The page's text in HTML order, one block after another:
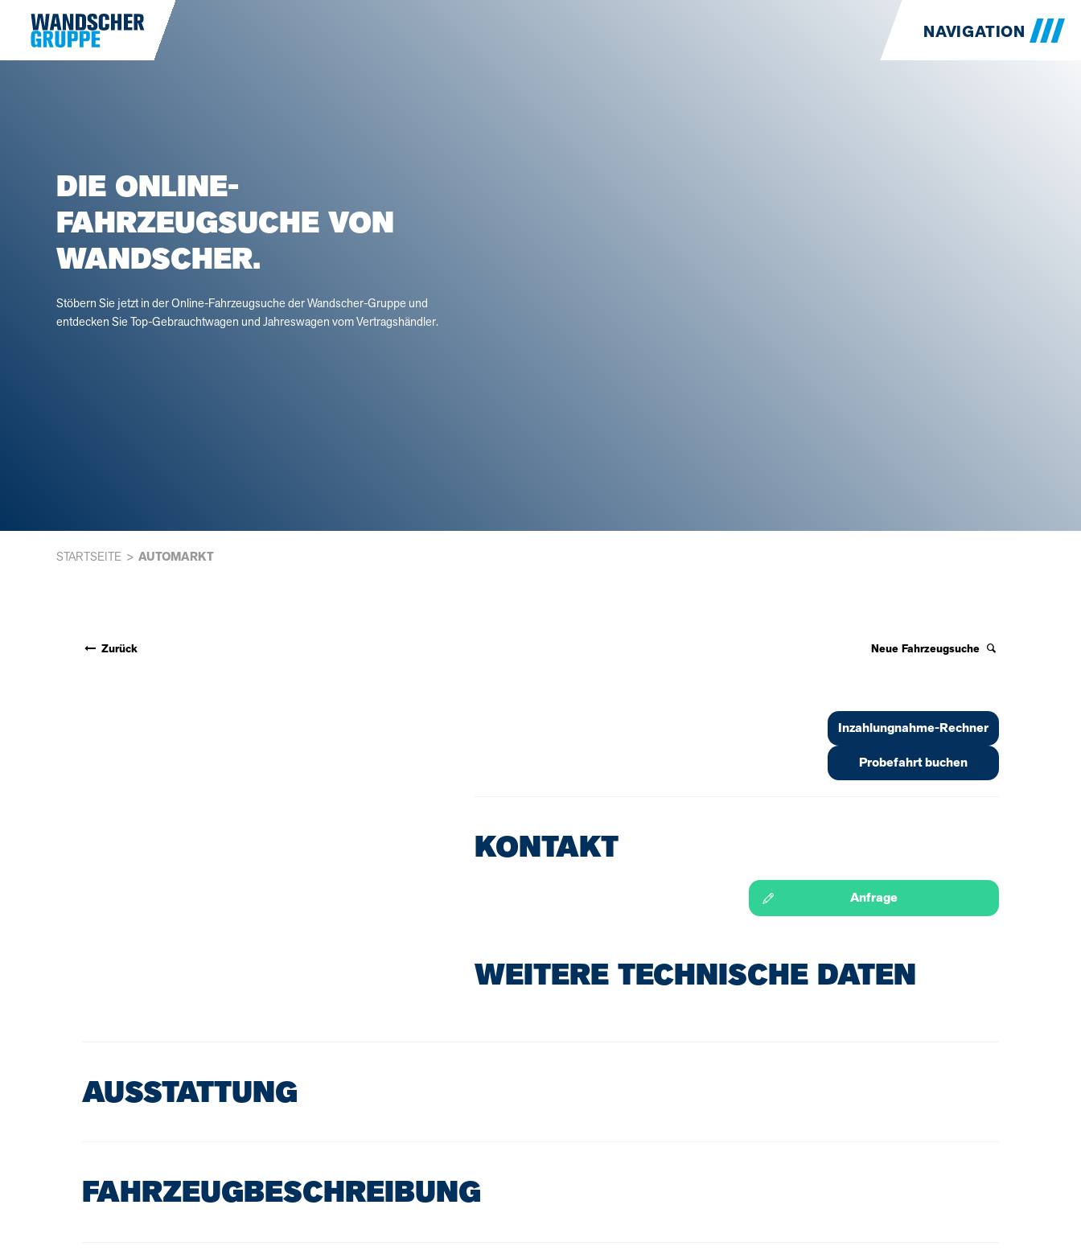
NAVIGATION
DIE ONLINE-
FAHRZEUGSUCHE VON
WANDSCHER.
Stöbern Sie jetzt in der Online-Fahrzeugsuche der Wandscher-Gruppe und
entdecken Sie Top-Gebrauchtwagen und Jahreswagen vom Vertragshändler.
STARTSEITE AUTOMARKT
Zurück Neue Fahrzeugsuche
Inzahlungnahme-Rechner
Probefahrt buchen
KONTAKT
Anfrage
WEITERE TECHNISCHE DATEN
AUSSTATTUNG
FAHRZEUGBESCHREIBUNG